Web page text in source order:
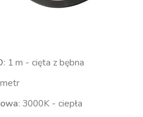
: 1 m - cięta z bębna
: 3000K - ciepła